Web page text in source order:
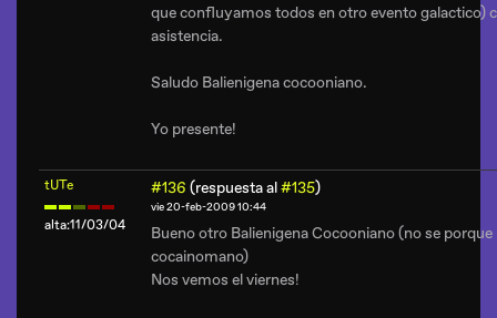
que confluyamos todos en otro evento galactico)
asistencia.
Saludo Balienigena cocooniano.
Yo presente!
tUTe
alta:11/03/04
#136 (respuesta al#135)
vie 20-feb-2009 10:44
Bueno otro Balienigena Cocooniano (no se porque
cocainomano)
Nos vemos el viernes!